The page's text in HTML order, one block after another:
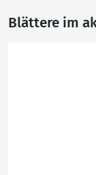
Blättere im